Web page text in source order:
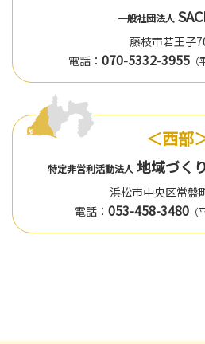
一般社団法人
藤枝市若王子
電話： 070-5332-3955（
＜西部
特定非営利活動法人 地域づく
浜松市中央区常
電話： 053-458-3480（